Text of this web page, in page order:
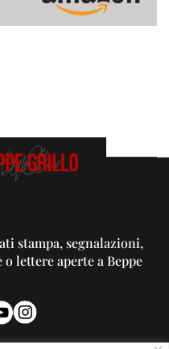
stampa, segnalazioni,
lettere aperte a Beppe